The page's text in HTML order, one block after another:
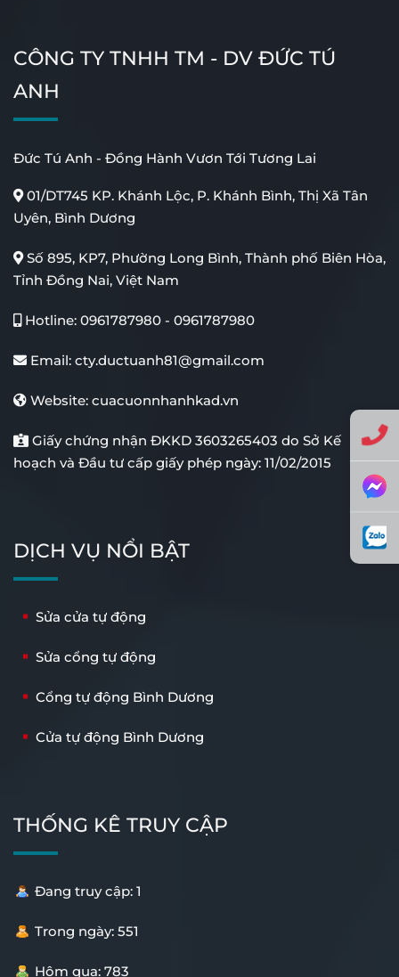
CÔNG TY TNHH TM - DV ĐỨC TÚ
ANH
Đức Tú Anh - Đồng Hành Vươn Tới Tương Lai
01/DT745 KP. Khánh Lộc, P. Khánh Bình, Thị Xã Tân
Uyên, Bình Dương
Số 895, KP7, Phường Long Bình, Thành phố Biên Hòa,
Tỉnh Đồng Nai, Việt Nam
Hotline: 0961787980 - 0961787980
Email: cty.ductuanh81@gmail.com
Website: cuacuonnhanhkad.vn
Giấy chứng nhận ĐKKD 3603265403 do Sở Kế
hoạch và Đầu tư cấp giấy phép ngày: 11/02/2015
DỊCH VỤ NỔI BẬT
Sửa cửa tự động
Sửa cổng tự động
Cổng tự động Bình Dương
Cửa tự động Bình Dương
THỐNG KÊ TRUY CẬP
Đang truy cập: 1
Trong ngày: 551
Hôm qua: 783